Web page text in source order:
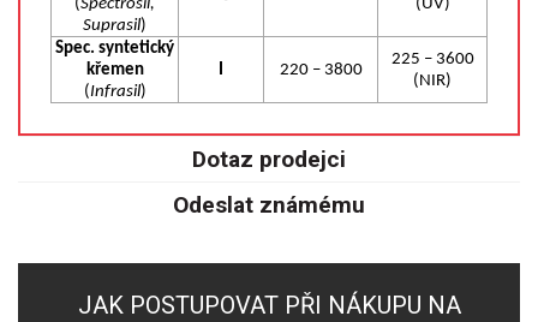
MIKROVLNNÝ ROZKLAD
TLAKOVÉ AUTOKLÁVY
REAKČNÍ AUTOKLÁVY
SPEX MLETÍ
(Spectrosil,
Suprasil)
(UV)
Spec. syntetický
křemen
( Infrasil)
220 – 3800
225 – 3600
(NIR)
Dotaz prodejci
Odeslat známému
JAK POSTUPOVAT PŘI NÁKUPU NA